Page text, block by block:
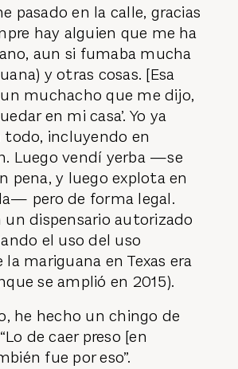
pasado en la calle, gracias
hay alguien que me ha
aun si fumaba mucha
y otras cosas. [Esa
muchacho que me dijo,
en mi casa’. Yo ya
todo, incluyendo en
Luego vendí yerba —se
pena, y luego explota en
pero de forma legal.
un dispensario autorizado
el uso del uso
mariguana en Texas era
se amplió en 2015).
he hecho un chingo de
de caer preso [en
fue por eso”.